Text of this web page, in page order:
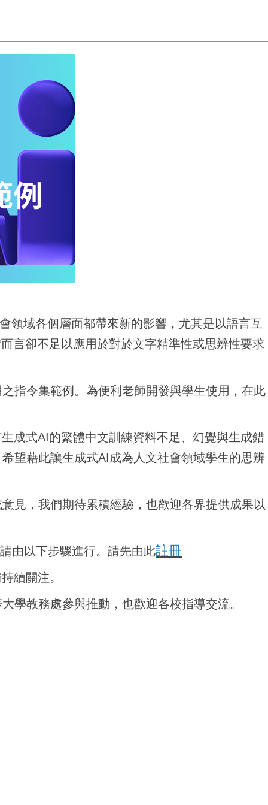
領域各個層面都帶來新的影響，尤其是以語言互
言卻不足以應用於對於文字精準性或思辨性要求
指令集範例。為便利老師開發與學生使用，在此
成式AI的繁體中文訓練資料不足、幻覺與生成錯
望藉此讓生成式AI成為人文社會領域學生的思辨
見，我們期待累積經驗， 也歡迎各界提供成果以
由以下步驟進行。請先由此註冊
續關注。
學教務處參與推動，也歡迎各校指導交流。